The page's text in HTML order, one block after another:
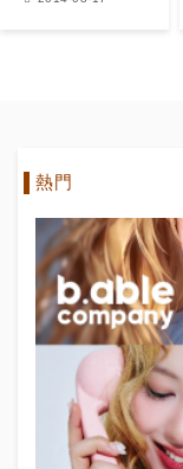
熱門